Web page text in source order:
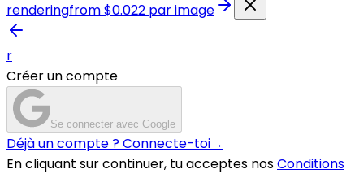
renderingfrom $0.022 par image
r
Créer un compte
Se connecter avec Google
Déjà un compte ? Connecte-toi→
En cliquant sur continuer, tu acceptes nosConditions